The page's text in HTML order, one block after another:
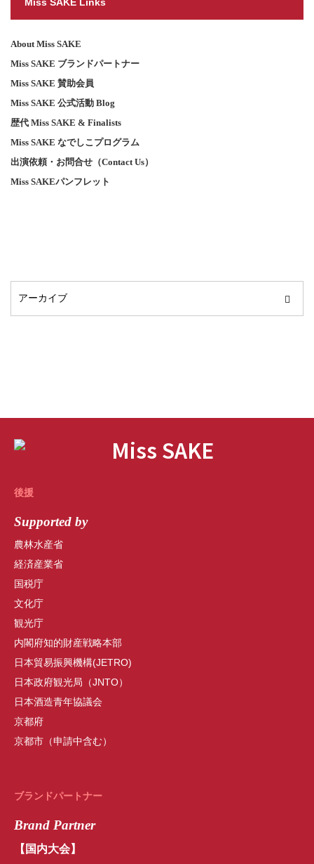
About Miss SAKE
Miss SAKE ブランドパートナー
Miss SAKE 賛助会員
Miss SAKE 公式活動 Blog
歴代 Miss SAKE & Finalists
Miss SAKE なでしこプログラム
出演依頼・お問合せ（Contact Us）
Miss SAKEパンフレット
後援
Supported by
農林水産省
経済産業省
国税庁
文化庁
観光庁
内閣府知的財産戦略本部
日本貿易振興機構(JETRO)
日本政府観光局（JNTO）
日本酒造青年協議会
京都府
京都市（申請中含む）
ブランドパートナー
Brand Partner
【国内大会】